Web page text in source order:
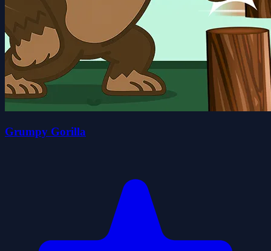
Grumpy Gorilla